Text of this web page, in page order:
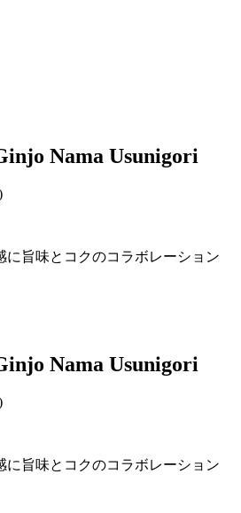
Nama Usunigori
に旨味とコクのコラボレーション
Nama Usunigori
に旨味とコクのコラボレーション